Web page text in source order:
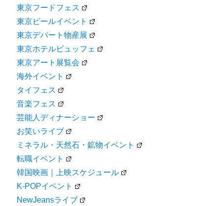
東京フードフェス
東京ビールイベント
東京デパート物産展
東京ホテルビュッフェ
東京アート展覧会
海外イベント
タイフェス
音楽フェス
芸能人ディナーショー
お笑いライブ
ミネラル・天然石・鉱物イベント
転職イベント
韓国映画｜上映スケジュール
K-POPイベント
NewJeansライブ